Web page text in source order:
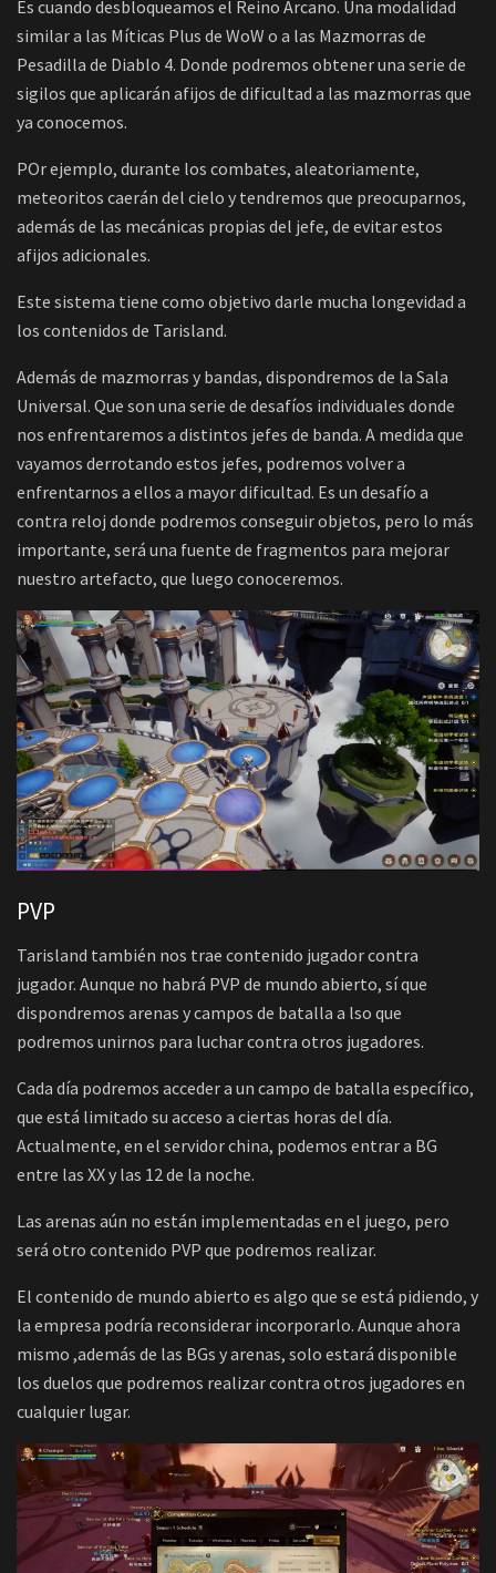
Es cuando desbloqueamos el Reino Arcano. Una modalidad
similar a las Míticas Plus de WoW o a las Mazmorras de
Pesadilla de Diablo 4. Donde podremos obtener una serie de
sigilos que aplicarán afijos de dificultad a las mazmorras que
ya conocemos.
POr ejemplo, durante los combates, aleatoriamente,
meteoritos caerán del cielo y tendremos que preocuparnos,
además de las mecánicas propias del jefe, de evitar estos
afijos adicionales.
Este sistema tiene como objetivo darle mucha longevidad a
los contenidos de Tarisland.
Además de mazmorras y bandas, dispondremos de la Sala
Universal. Que son una serie de desafíos individuales donde
nos enfrentaremos a distintos jefes de banda. A medida que
vayamos derrotando estos jefes, podremos volver a
enfrentarnos a ellos a mayor dificultad. Es un desafío a
contra reloj donde podremos conseguir objetos, pero lo más
importante, será una fuente de fragmentos para mejorar
nuestro artefacto, que luego conoceremos.
PVP
Tarisland también nos trae contenido jugador contra
jugador. Aunque no habrá PVP de mundo abierto, sí que
dispondremos arenas y campos de batalla a lso que
podremos unirnos para luchar contra otros jugadores.
Cada día podremos acceder a un campo de batalla específico,
que está limitado su acceso a ciertas horas del día.
Actualmente, en el servidor china, podemos entrar a BG
entre las XX y las 12 de la noche.
Las arenas aún no están implementadas en el juego, pero
será otro contenido PVP que podremos realizar.
El contenido de mundo abierto es algo que se está pidiendo, y
la empresa podría reconsiderar incorporarlo. Aunque ahora
mismo ,además de las BGs y arenas, solo estará disponible
los duelos que podremos realizar contra otros jugadores en
cualquier lugar.